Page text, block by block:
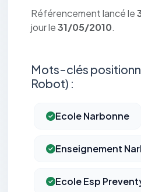
Référencement lancé le
jour le31/05/2010.
Mots-clés
Robot) :
Ecole Narbonne
Enseignement
Ecole Esp